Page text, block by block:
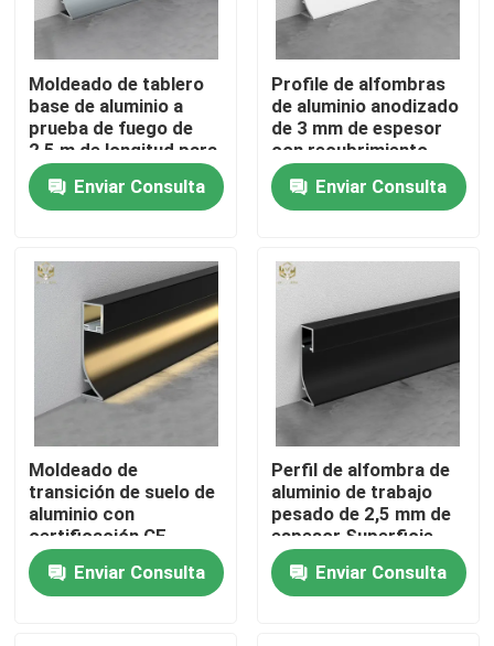
Inicio
Productos
Sobre nosotros
Visita a la fábrica
Control de Calidad
Contacto
Todos los casos
Solicitar una cotización
Moldeado de tablero
base de aluminio a
prueba de fuego de
2,5 m de longitud para
pisos comerciales
Enviar Consulta
Profile de alfombras
de aluminio anodizado
de 3 mm de espesor
con recubrimiento
anticorrosión
Enviar Consulta
Moldeado de
transición de suelo de
aluminio con
certificación CE
2400mm para
renovación de oficinas
Enviar Consulta
Perfil de alfombra de
aluminio de trabajo
pesado de 2,5 mm de
espesor Superficie
anti-rasguños
Enviar Consulta